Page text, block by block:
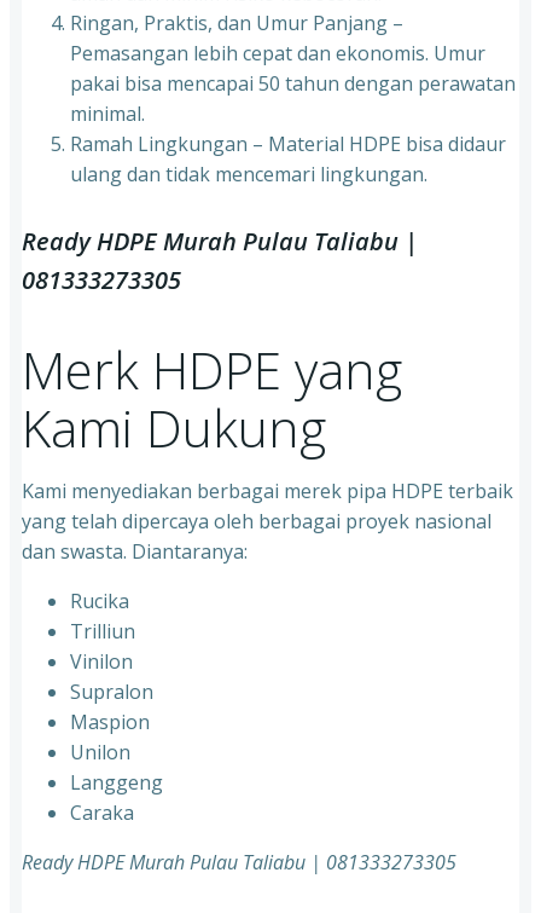
Ringan, Praktis, dan Umur Panjang –
Pemasangan lebih cepat dan ekonomis. Umur
pakai bisa mencapai 50 tahun dengan perawatan
minimal.
Ramah Lingkungan – Material HDPE bisa didaur
ulang dan tidak mencemari lingkungan.
Ready HDPE Murah Pulau Taliabu |
081333273305
Merk HDPE yang
Kami Dukung
Kami menyediakan berbagai merek pipa HDPE terbaik
yang telah dipercaya oleh berbagai proyek nasional
dan swasta. Diantaranya:
Rucika
Trilliun
Vinilon
Supralon
Maspion
Unilon
Langgeng
Caraka
Ready HDPE Murah Pulau Taliabu | 081333273305